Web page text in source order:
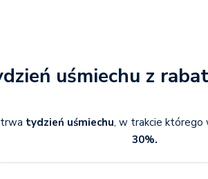
uśmiechu z
trwa tydzień uśmiechu, w trakcie którego
30%.